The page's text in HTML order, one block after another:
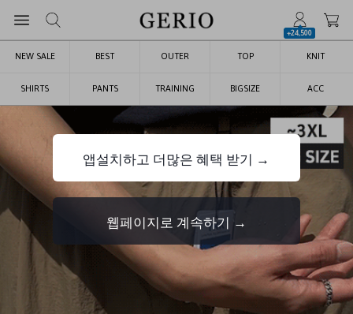
+24,500
NEW SALE BEST OUTER TOP KNIT
SHIRTS PANTS TRAINING BIGSIZE ACC
앱설치하고 더많은 혜택 받기 →
웹페이지로 계속하기 →